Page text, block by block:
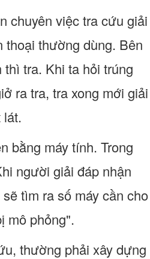
chuyên việc tra cứu giải
thoại thường dùng. Bên
tra. Khi ta hỏi trúng
ra tra, tra xong mới giải
bằng máy tính. Trong
người giải đáp nhận
tìm ra số máy cần cho
mô phỏng".
thường phải xây dựng